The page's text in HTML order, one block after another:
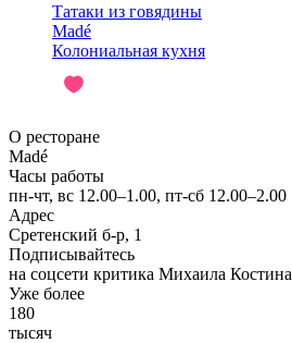
Татаки из говядины
Madé
Колониальная кухня
О ресторане
Madé
Часы работы
пн-чт, вс 12.00–1.00, пт-сб 12.00–2.00
Адрес
Сретенский б-р, 1
Подписывайтесь
на соцсети критика Михаила Костина
Уже более
180
тысяч